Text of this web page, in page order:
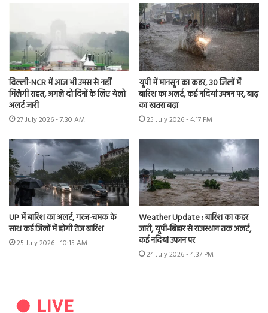
दिल्ली-NCR में आज भी उमस से नहीं
मिलेगी राहत, अगले दो दिनों के लिए येलो
अलर्ट जारी
27 July 2026 - 7:30 AM
यूपी में मानसून का कहर, 30 जिलों में
बारिश का अलर्ट, कई नदियां उफान पर, बाढ़
का खतरा बढ़ा
25 July 2026 - 4:17 PM
UP में बारिश का अलर्ट, गरज-चमक के
साथ कई जिलों में होगी तेज बारिश
25 July 2026 - 10:15 AM
Weather Update : बारिश का कहर
जारी, यूपी-बिहार से राजस्थान तक अलर्ट,
कई नदियां उफान पर
24 July 2026 - 4:37 PM